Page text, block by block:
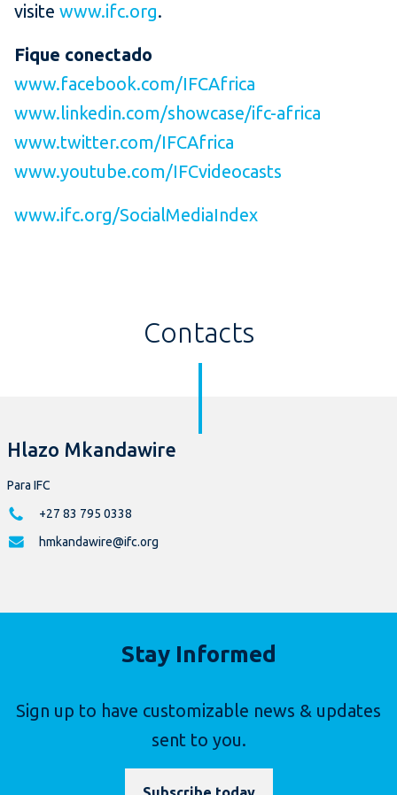
visite www.ifc.org.
Fique conectado
www.facebook.com/IFCAfrica
www.linkedin.com/showcase/ifc-africa
www.twitter.com/IFCAfrica
www.youtube.com/IFCvideocasts
www.ifc.org/SocialMediaIndex
Contacts
Hlazo Mkandawire
Para IFC
+27 83 795 0338
hmkandawire@ifc.org
Stay Informed
Sign up to have customizable news & updates
sent to you.